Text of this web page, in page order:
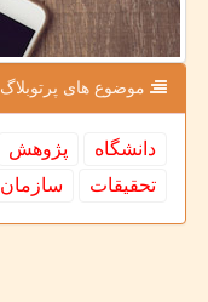
موضوع های پرتوبلاگ
دانشگاه پژوهش
تحقیقات
سازمان